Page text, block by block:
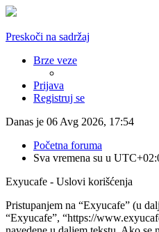
Preskoči na sadržaj
Brze veze
Prijava
Registruj se
Danas je 06 Avg 2026, 17:54
Početna foruma
Sva vremena su u
Exyucafe - Uslovi korišćenja
Pristupanjem na “Exyucafe” (u
“Exyucafe”, “https://